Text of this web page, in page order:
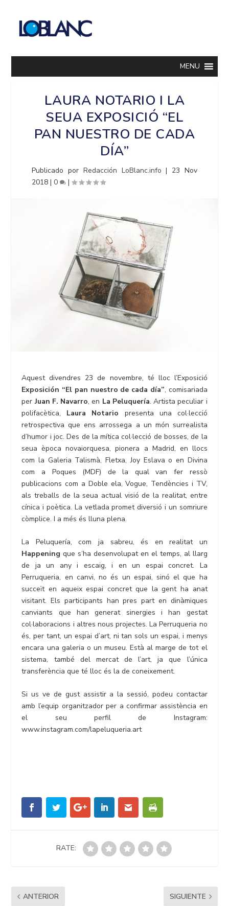
MENU
LAURA NOTARIO I LA
SEUA EXPOSICIÓ “EL
PAN NUESTRO DE CADA
DÍA”
Publicado por Redacción LoBlanc.info | 23 Nov
2018 |0 |
Aquest divendres 23 de novembre, té lloc l’Exposició
Exposición “El pan nuestro de cada día”, comisariada
perJuan F. Navarro, en La Peluquería. Artista peculiar i
polifacètica, Laura Notario presenta una col·lecció
retrospectiva que ens arrossega a un món surrealista
d’humor i joc. Des de la mítica col·lecció de bosses, de la
seua època novaiorquesa, pionera a Madrid, en llocs
com la Galeria Talismà, Fletxa, Joy Eslava o en Divina
com a Poques (MDF) de la qual van fer ressò
publicacions com a Doble ela, Vogue, Tendències i TV,
als treballs de la seua actual visió de la realitat, entre
cínica i poètica. La vetlada promet diversió i un somriure
còmplice. I a més és lluna plena.
La Peluquería, com ja sabreu, és en realitat un
Happening que s’ha desenvolupat en el temps, al llarg
de ja un any i escaig, i en un espai concret. La
Perruqueria, en canvi, no és un espai, sinó el que ha
succeït en aqueix espai concret que la gent ha anat
visitant. Els participants han pres part en dinàmiques
canviants que han generat sinergies i han gestat
col·laboracions i altres nous projectes. La Perruqueria no
és, per tant, un espai d’art, ni tan sols un espai, i menys
encara una galeria o un museu. Està al marge de tot el
sistema, també del mercat de l’art, ja que l’única
transferència que té lloc és la de coneixement.
Si us ve de gust assistir a la sessió, podeu contactar
amb l’equip organitzador per a confirmar assistència en
el seu perfil de Instagram:
www.instagram.com/lapeluqueria.art
RATE:
ANTERIOR SIGUIENTE